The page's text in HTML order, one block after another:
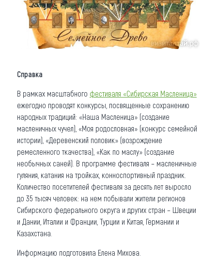
Справка
В рамках масштабного фестиваля «Сибирская Масленица»
ежегодно проводят конкурсы, посвященные сохранению
народных традиций: «Наша Масленица» (создание
масленичных чучел), «Моя родословная» (конкурс семейной
истории), «Деревенский половик» (возрождение
ремесленного ткачества), «Как по маслу» (создание
необычных саней). В программе фестиваля – масленичные
гуляния, катания на тройках, конноспортивный праздник.
Количество посетителей фестиваля за десять лет выросло
до 35 тысяч человек: на нем побывали жители регионов
Сибирского федерального округа и других стран – Швеции
и Дании, Италии и Франции, Турции и Китая, Германии и
Казахстана.
Информацию подготовила Елена Михова.